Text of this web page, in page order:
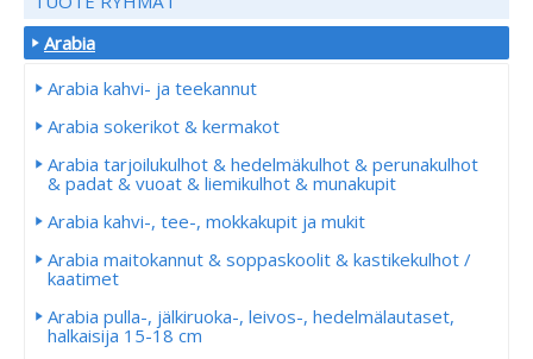
Arabia
Arabia kahvi- ja teekannut
Arabia sokerikot & kermakot
Arabia tarjoilukulhot & hedelmäkulhot & perunakulhot
& padat & vuoat & liemikulhot & munakupit
Arabia kahvi-, tee-, mokkakupit ja mukit
Arabia maitokannut & soppaskoolit & kastikekulhot /
kaatimet
Arabia pulla-, jälkiruoka-, leivos-, hedelmälautaset,
halkaisija 15-18 cm